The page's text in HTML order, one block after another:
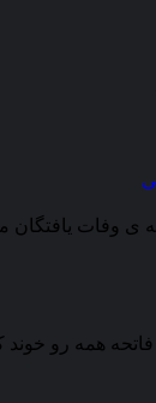
ی وفات یافتگان
همه رو خوند